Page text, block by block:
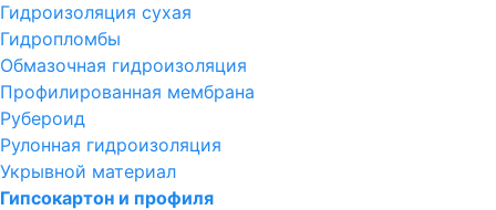
Гидроизоляция сухая
Гидропломбы
Обмазочная гидроизоляция
Профилированная мембрана
Рубероид
Рулонная гидроизоляция
Укрывной материал
Гипсокартон и профиля